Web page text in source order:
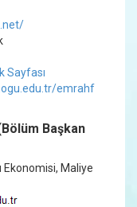
Sayfası
emrahf
Başkan
Ekonomisi, Maliye